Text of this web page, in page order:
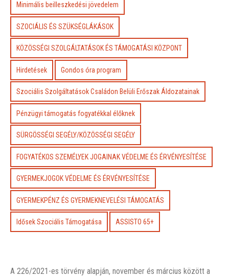
Minimális beilleszkedési jövedelem
SZOCIÁLIS ÉS SZÜKSÉGLÁKÁSOK
KÖZÖSSÉGI SZOLGÁLTATÁSOK ÉS TÁMOGATÁSI KÖZPONT
Hirdetések Gondos óra program
Szociális Szolgáltatások Családon Belüli Erőszak Áldozatainak
Pénzügyi támogatás fogyatékkal élőknek
SÜRGÖSSÉGI SEGÉLY/KÖZÖSSÉGI SEGÉLY
FOGYATÉKOS SZEMÉLYEK JOGAINAK VÉDELME ÉS ÉRVÉNYESÍTÉSE
GYERMEKJOGOK VÉDELME ÉS ÉRVÉNYESÍTÉSE
GYERMEKPÉNZ ÉS GYERMEKNEVELÉSI TÁMOGATÁS
Idősek Szociális Támogatása ASSISTO 65+
A 226/2021-es törvény alapján, november és március között a